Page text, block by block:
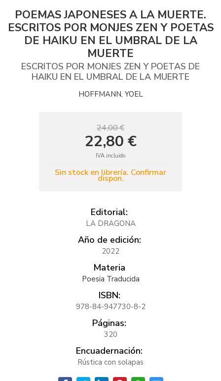
POEMAS JAPONESES A LA MUERTE.
ESCRITOS POR MONJES ZEN Y POETAS
DE HAIKU EN EL UMBRAL DE LA
MUERTE
ESCRITOS POR MONJES ZEN Y POETAS DE
HAIKU EN EL UMBRAL DE LA MUERTE
HOFFMANN, YOEL
24,00 €
22,80 €
IVA incluido
Sin stock en librería. Confirmar
dispon.
Editorial:
LA DRAGONA
Año de edición:
2022
Materia
Poesia Traducida
ISBN:
978-84-947730-8-2
Páginas:
320
Encuadernación:
Rústica con solapas